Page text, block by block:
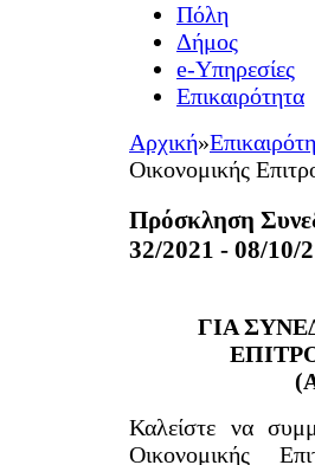
Πόλη
Δήμος
e-Υπηρεσίες
Επικαιρότητα
Αρχική»
Οικονομικής
Πρόσκληση
32/2021 - 08/10/
ΓΙΑ
Καλείστε να
Οικονομικής